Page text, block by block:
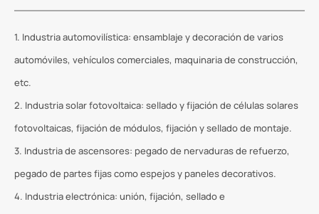
1. Industria automovilística: ensamblaje y decoración de varios
automóviles, vehículos comerciales, maquinaria de construcción,
etc.
2. Industria solar fotovoltaica: sellado y fijación de células solares
fotovoltaicas, fijación de módulos, fijación y sellado de montaje.
3. Industria de ascensores: pegado de nervaduras de refuerzo,
pegado de partes fijas como espejos y paneles decorativos.
4. Industria electrónica: unión, fijación, sellado e